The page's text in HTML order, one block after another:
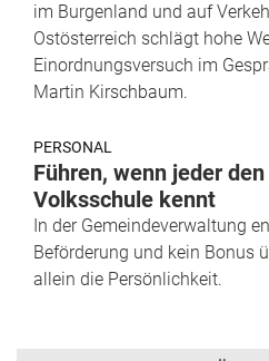
im Burgenland und auf
Ostösterreich schlägt hohe
Einordnungsversuch im
Martin Kirschbaum.
PERSONAL
Führen, wenn jeder
Volksschule kennt
In der Gemeindeverwaltung
Beförderung und kein Bonus
allein die Persönlichkeit.